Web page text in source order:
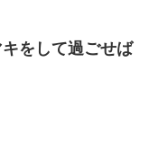
をして過ごせば